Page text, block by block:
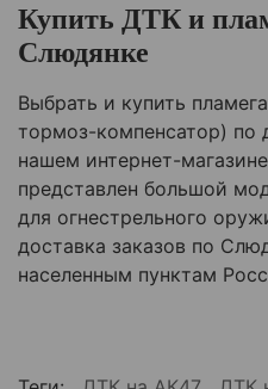
Купить ДТК и
Слюдянке
Выбрать и купить
тормоз-компенсатор) по
нашем интернет-
представлен большой
для огнестрельного
доставка заказов по
населенным пунктам